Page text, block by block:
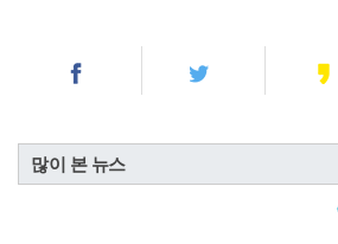
많이 본 뉴스